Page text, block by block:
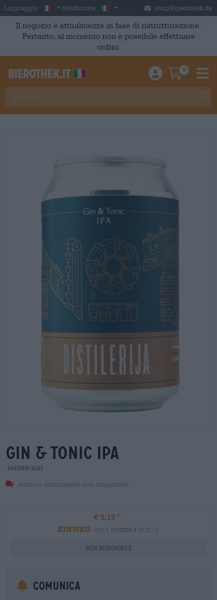
Skip to main content
Linguaggio: Italian
Spedizione: Italia shop@bierothek.de
Il negozio è attualmente in fase di ristrutturazione.
Pertanto, al momento non è possibile effettuare
ordini.
Einloggen /
0
gin & tonic ipa
Sakiskiu Alus
Articolo attualmente non disponibile
€ 5,19
EINWEG
0,33 L POTERE € 15,21 / L
Non disponibile
Comunica